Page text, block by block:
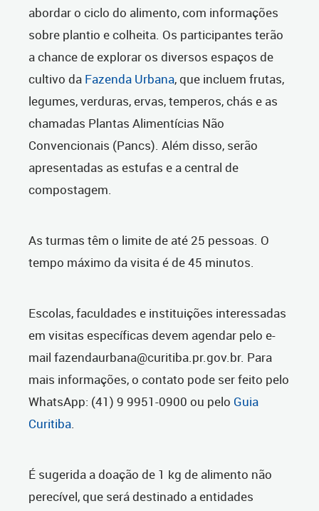
abordar o ciclo do alimento, com informações
sobre plantio e colheita. Os participantes terão
a chance de explorar os diversos espaços de
cultivo da Fazenda Urbana, que incluem frutas,
legumes, verduras, ervas, temperos, chás e as
chamadas Plantas Alimentícias Não
Convencionais (Pancs). Além disso, serão
apresentadas as estufas e a central de
compostagem.
As turmas têm o limite de até 25 pessoas. O
tempo máximo da visita é de 45 minutos.
Escolas, faculdades e instituições interessadas
em visitas específicas devem agendar pelo e-
mail fazendaurbana@curitiba.pr.gov.br. Para
mais informações, o contato pode ser feito pelo
WhatsApp: (41) 9 9951-0900 ou pelo Guia
Curitiba.
É sugerida a doação de 1 kg de alimento não
perecível, que será destinado a entidades